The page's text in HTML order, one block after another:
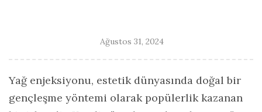
Ağustos 31, 2024
Yağ enjeksiyonu, estetik dünyasında doğal bir
gençleşme yöntemi olarak popülerlik kazanan